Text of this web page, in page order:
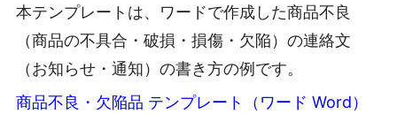
本テンプレートは、ワードで作成した商品不良
（商品の不具合・破損・損傷・欠陥）の連絡文
（お知らせ・通知）の書き方の例です。
商品不良・欠陥品 テンプレート（ワード Word）